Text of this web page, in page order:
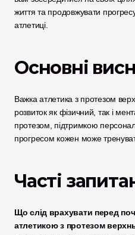
життя та продовжувати
атлетиці.
Основні
Важка атлетика з протезом
розвиток як фізичний, так і
протезом, підтримкою
прогресом кожен може
Часті
Що слід врахувати перед
атлетикою з протезом